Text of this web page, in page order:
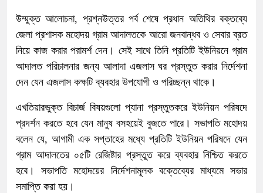
উম্মুক্ত আলোচনা, প্রশ্নউত্তর পর্ব শেষে প্রধান অতিথির বক্তব্যে
জেলা প্রশাসক মহোদয় গ্রাম আদালতকে আরো জনবান্ধব ও সেবার ব্রত
নিয়ে কাজ করার পরামর্শ দেন। সেই সাথে তিনি প্রতিটি ইউনিয়নে গ্রাম
আদালত পরিচালনার জন্য আলাদা এজলাস ঘর প্রস্তুত করার নির্দেশনা
দেন যেন এজলাস কক্ষটি ব্যবহার উপযোগী ও পরিচ্ছন্ন থাকে।
এখতিয়ারভুক্ত বিচার্জ বিষয়গুলো প্যানা প্রস্তুতকরে ইউনিয়ন পরিষদে
প্রদর্শন করতে হবে যেন মানুষ বসহয়েই বুজতে পারে। সভাপতি মহোদয়
বলেন যে, আগামী এক সপ্তাহের মধ্যে প্রতিটি ইউনিয়ন পরিষদে যেন
গ্রাম আদালতের ০৫টি রেজিষ্টার প্রস্তুত করে ব্যবহার নিশ্চিত করতে
হবে। সভাপতি মহোদয়ের নির্দেশনামূলক বক্তেব্যের মাধ্যমে সভার
সমাপ্তি করা হয়।